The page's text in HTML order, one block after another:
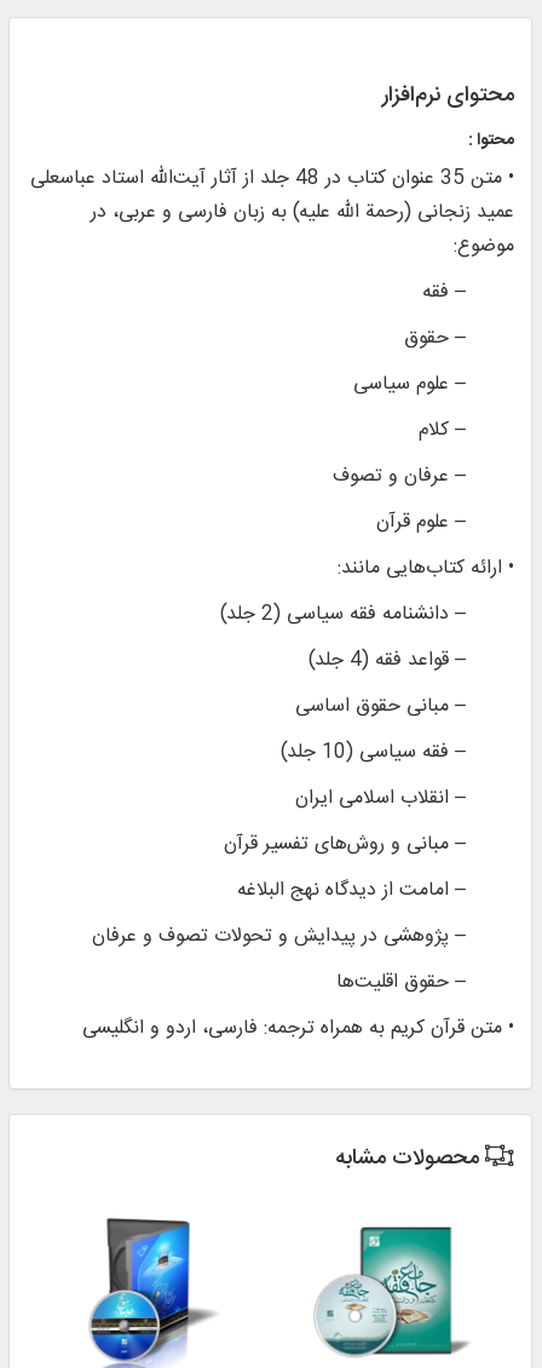
محتوای نرم‌افزار
محتوا :
• متن 35 عنوان کتاب در 48 جلد از آثار آیت‌الله استاد عباسعلی
عمید زنجانی (رحمة الله علیه) به زبان فارسی و عربی، در
موضوع:
– فقه
– حقوق
– علوم سیاسی
– کلام
– عرفان و تصوف
– علوم قرآن
• ارائه کتاب‌هایی مانند:
– دانشنامه فقه سیاسی (2 جلد)
– قواعد فقه (4 جلد)
– مبانی حقوق اساسی
– فقه سیاسی (10 جلد)
– انقلاب اسلامی ایران
– مبانی و روش‌های تفسیر قرآن
– امامت از دیدگاه نهج البلاغه
– پژوهشی در پیدایش و تحولات تصوف و عرفان
– حقوق اقلیت‌ها
• متن قرآن کریم به همراه ترجمه: فارسی، اردو و انگلیسی
محصولات مشابه